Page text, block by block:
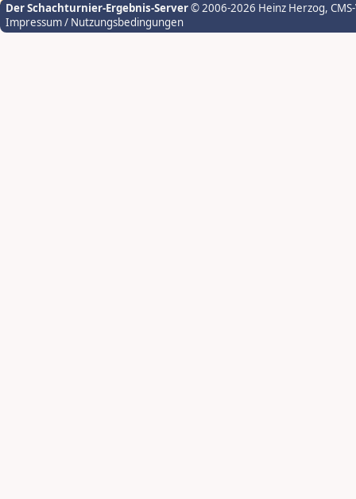
Der Schachturnier-Ergebnis-Server© 2006-2026 Heinz Herzog,
Impressum / Nutzungsbedingungen